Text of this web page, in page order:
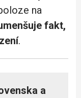
na
fakt,
.
a